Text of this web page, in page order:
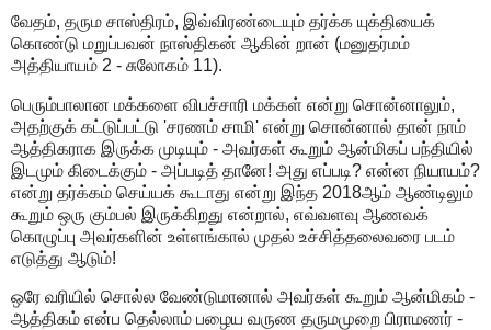
வேதம், தரும சாஸ்திரம், இவ்விரண்டையும் தர்க்க யுக்தியைக்
கொண்டு மறுப்பவன் நாஸ்திகன் ஆகின் றான் (மனுதர்மம்
அத்தியாயம் 2 - சுலோகம் 11).
பெரும்பாலான மக்களை விபச்சாரி மக்கள் என்று சொன்னாலும்,
அதற்குக் கட்டுப்பட்டு 'சரணம் சாமி' என்று சொன்னால் தான் நாம்
ஆத்திகராக இருக்க முடியும் - அவர்கள் கூறும் ஆன்மிகப் பந்தியில்
இடமும் கிடைக்கும் - அப்படித் தானே! அது எப்படி? என்ன நியாயம்?
என்று தர்க்கம் செய்யக் கூடாது என்று இந்த 2018ஆம் ஆண்டிலும்
கூறும் ஒரு கும்பல் இருக்கிறது என்றால், எவ்வளவு ஆணவக்
கொழுப்பு அவர்களின் உள்ளங்கால் முதல் உச்சித்தலைவரை படம்
எடுத்து ஆடும்!
ஒரே வரியில் சொல்ல வேண்டுமானால் அவர்கள் கூறும் ஆன்மிகம் -
ஆத்திகம் என்ப தெல்லாம் பழைய வருண தருமமுறை பிராமணர் -